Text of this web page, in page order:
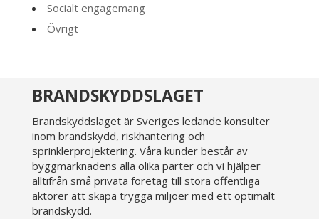
Socialt engagemang
Övrigt
BRANDSKYDDSLAGET
Brandskyddslaget är Sveriges ledande konsulter
inom brandskydd, riskhantering och
sprinklerprojektering. Våra kunder består av
byggmarknadens alla olika parter och vi hjälper
alltifrån små privata företag till stora offentliga
aktörer att skapa trygga miljöer med ett optimalt
brandskydd.